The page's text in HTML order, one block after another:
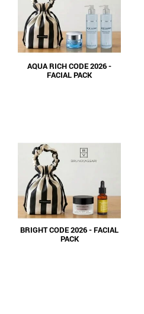
AQUA RICH CODE 2026 -
FACIAL PACK
BRIGHT CODE 2026 - FACIAL
PACK